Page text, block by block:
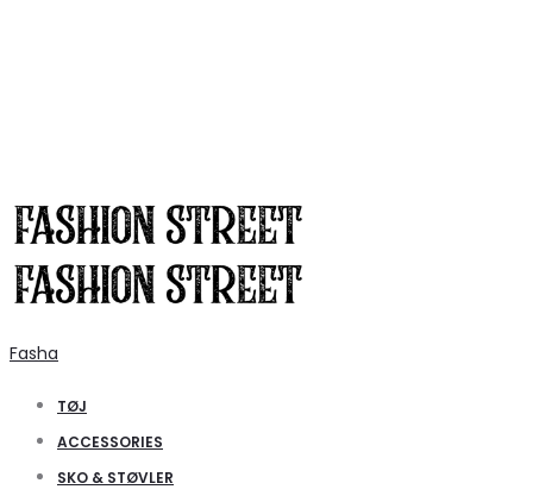
Fasha
TØJ
ACCESSORIES
SKO & STØVLER